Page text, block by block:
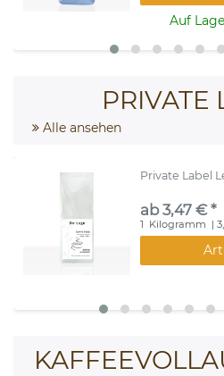
Auf
PRIVATE
Alle ansehen
Private Label
ab 3,47 € *
1 Kilogramm |